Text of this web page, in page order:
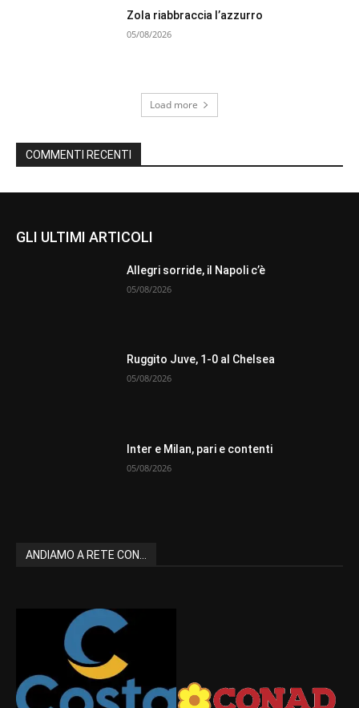
Zola riabbraccia l’azzurro
05/08/2026
Load more
COMMENTI RECENTI
GLI ULTIMI ARTICOLI
Allegri sorride, il Napoli c’è
05/08/2026
Ruggito Juve, 1-0 al Chelsea
05/08/2026
Inter e Milan, pari e contenti
05/08/2026
ANDIAMO A RETE CON...